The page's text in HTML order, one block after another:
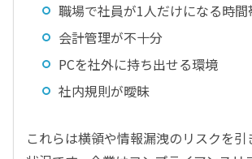
職場で社員が1人だけになる時間
会計管理が不十分
PCを社外に持ち出せる環境
社内規則が曖昧
これらは横領や情報漏洩のリスクを